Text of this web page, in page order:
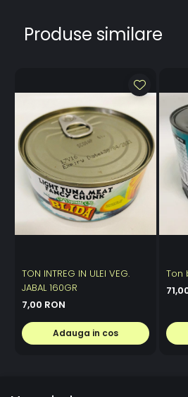
Produse similare
TON INTREG IN ULEI VEG.
JABAL 160GR
7,00 RON
Adauga in cos
Ton